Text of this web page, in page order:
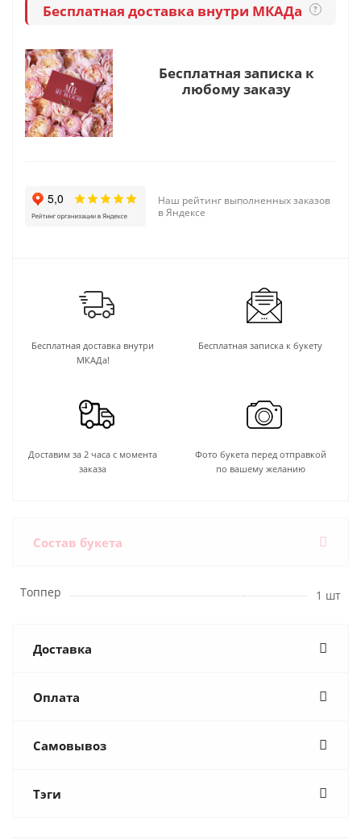
Бесплатная доставка внутри МКАДа ?
Бесплатная записка к
любому заказу
Наш рейтинг выполненных заказов
в Яндексе
Бесплатная доставка внутри
МКАДа!
Бесплатная записка к букету
Доставим за 2 часа с момента
заказа
Фото букета перед отправкой
по вашему желанию
Состав букета
Топпер 1 шт
Доставка
Оплата
Самовывоз
Тэги